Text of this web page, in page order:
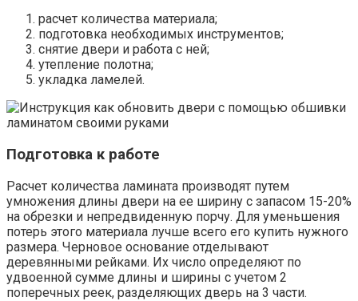
расчет количества материала;
подготовка необходимых инструментов;
снятие двери и работа с ней;
утепление полотна;
укладка ламелей.
Подготовка к работе
Расчет количества ламината производят путем
умножения длины двери на ее ширину с запасом 15-20%
на обрезки и непредвиденную порчу. Для уменьшения
потерь этого материала лучше всего его купить нужного
размера. Черновое основание отделывают
деревянными рейками. Их число определяют по
удвоенной сумме длины и ширины с учетом 2
поперечных реек, разделяющих дверь на 3 части.